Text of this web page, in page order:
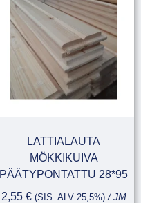
LATTIALAUTA
MÖKKIKUIVA
PÄÄTYPONTATTU 28*95
2,55 € (SIS. ALV 25,5%)/ JM